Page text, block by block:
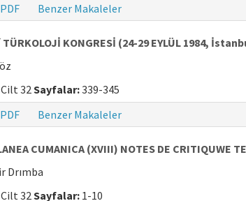
PDF Benzer Makaleler
TÜRKOLOJİ KONGRESİ (24-29 EYLÜL 1984,
32Sayfalar:339-345
PDF Benzer Makaleler
CUMANICA (XVIII) NOTES DE CRITIQUWE
Drımba
32Sayfalar: 1-10